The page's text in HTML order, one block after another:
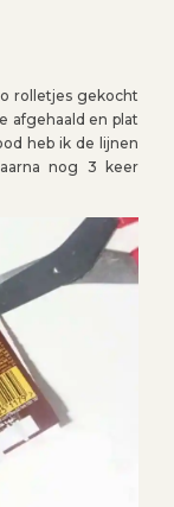
rolletjes gekocht
afgehaald en plat
heb ik de lijnen
nog 3 keer